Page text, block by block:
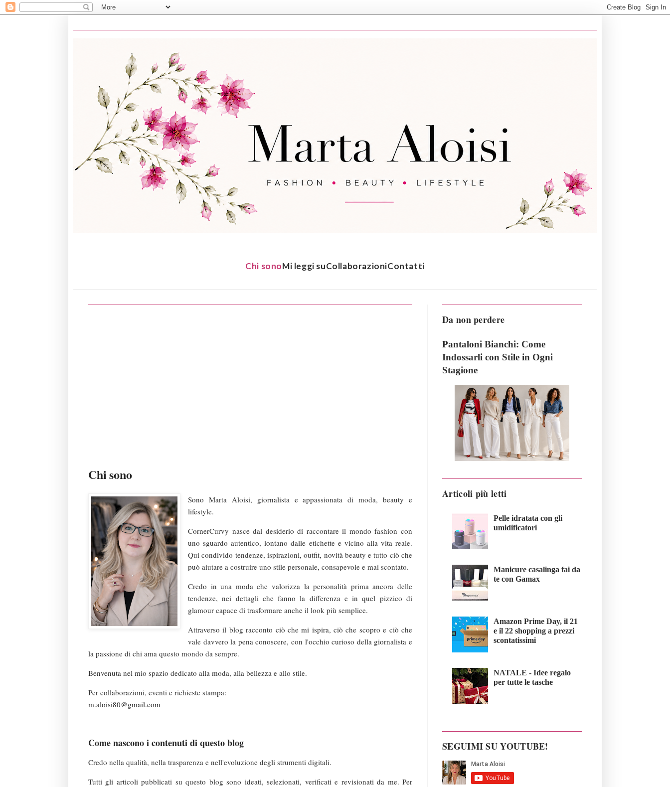
Chi sonoMi leggi suCollaborazioniContatti
Chi sono
Sono Marta Aloisi, giornalista e appassionata di moda, beauty e
lifestyle.
CornerCurvy nasce dal desiderio di raccontare il mondo fashion con
uno sguardo autentico, lontano dalle etichette e vicino alla vita reale.
Qui condivido tendenze, ispirazioni, outfit, novità beauty e tutto ciò che
può aiutare a costruire uno stile personale, consapevole e mai scontato.
Credo in una moda che valorizza la personalità prima ancora delle
tendenze, nei dettagli che fanno la differenza e in quel pizzico di
glamour capace di trasformare anche il look più semplice.
Attraverso il blog racconto ciò che mi ispira, ciò che scopro e ciò che
vale davvero la pena conoscere, con l'occhio curioso della giornalista e
la passione di chi ama questo mondo da sempre.
Benvenuta nel mio spazio dedicato alla moda, alla bellezza e allo stile.
Per collaborazioni, eventi e richieste stampa:
m.aloisi80@gmail.com
Come nascono i contenuti di questo blog
Credo nella qualità, nella trasparenza e nell'evoluzione degli strumenti digitali.
Tutti gli articoli pubblicati su questo blog sono ideati, selezionati, verificati e revisionati da me. Per
Da non perdere
Pantaloni Bianchi: Come
Indossarli con Stile in Ogni
Stagione
Articoli più letti
Pelle idratata con gli
umidificatori
Manicure casalinga fai da
te con Gamax
Amazon Prime Day, il 21
e il 22 shopping a prezzi
scontatissimi
NATALE - Idee regalo
per tutte le tasche
SEGUIMI SU YOUTUBE!